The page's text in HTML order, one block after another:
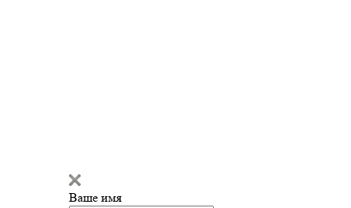
Ваше имя
Введите сообщение